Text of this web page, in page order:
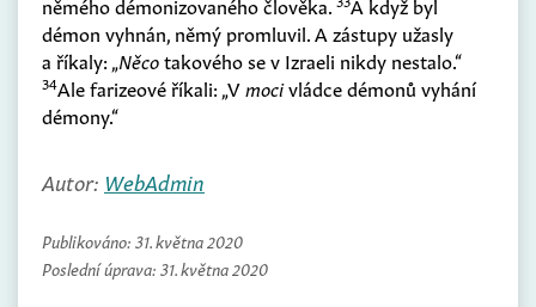
němého démonizovaného člověka.
A když byl
démon vyhnán, němý promluvil. A zástupy užasly
a říkaly: „Něcotakového se v Izraeli nikdy nestalo.“
34Ale farizeové říkali: „Vmocivládce démonů vyhání
démony.“
Autor: WebAdmin
Publikováno: 31. května 2020
Poslední úprava: 31. května 2020